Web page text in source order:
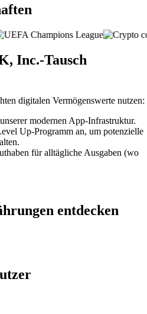
Inc.-Tausch
digitalen Vermögenswerte nutzen:
modernen App-Infrastruktur.
Up-Programm an, um potenzielle
für alltägliche Ausgaben (wo
entdecken